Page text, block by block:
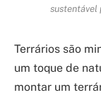
sustentável
Terrários são
um toque de
montar um